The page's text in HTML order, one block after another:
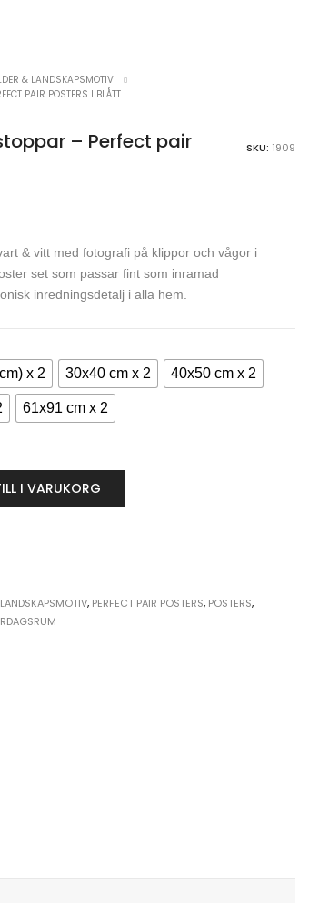
& LANDSKAPSMOTIV
PAIR POSTERS I BLÅTT
– Perfect pair SKU: 1909
& vitt med fotografi på klippor och vågor i
set som passar fint som inramad
inredningsdetalj i alla hem.
x 2 30x40 cm x 2 40x50 cm x 2
61x91 cm x 2
I VARUKORG
, PERFECT PAIR POSTERS, POSTERS,